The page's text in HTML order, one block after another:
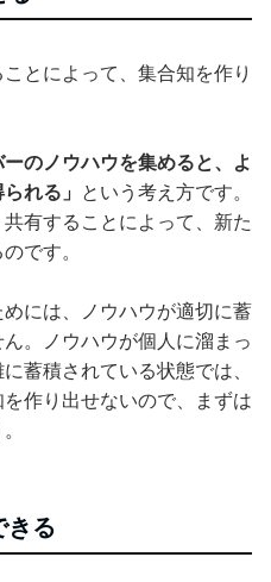
とによって、集合知を作り
ーのノウハウを集めると、よ
れる」
という考え方です。
有することによって、新た
です。
には、ノウハウが適切に蓄
。ノウハウが個人に溜まっ
蓄積されている状態では、
作り出せないので、まずは
きる